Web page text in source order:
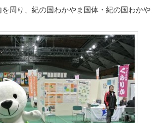
周り、紀の国わかやま国体・紀の国わか